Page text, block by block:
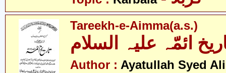
Tareekh-e-Aimma(a.s.)
ائمّہ علیہ السلام
Author : Ayatullah Syed